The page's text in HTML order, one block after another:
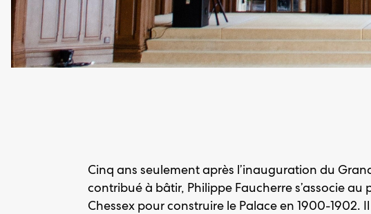
Cinq ans seulement après l’inauguration du
contribué à bâtir, Philippe Faucherre s’associe
Chessex pour construire le Palace en 1900-1902.